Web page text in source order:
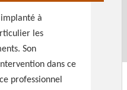
à
les
Son
dans ce
professionnel